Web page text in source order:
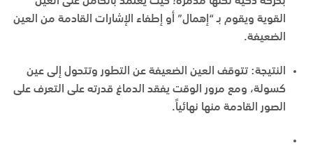
القوية ويقوم بـ “إهمال” أو إطفاء الإشارات القادمة من العين
الضعيفة.
النتيجة: تتوقف العين الضعيفة عن التطور وتتحول إلى عين
كسولة، ومع مرور الوقت يفقد الدماغ قدرته على التعرف على
الصور القادمة منها نهائياً.